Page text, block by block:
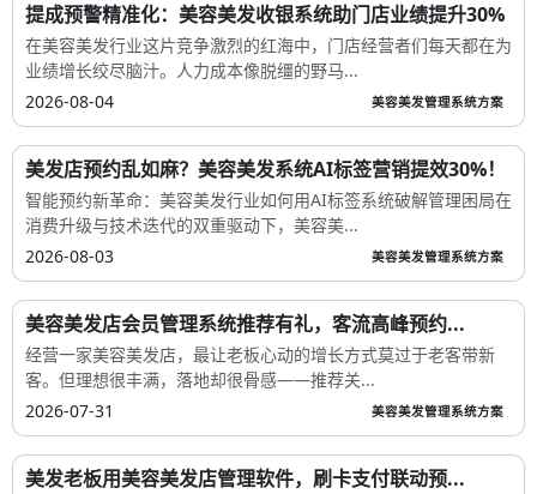
提成预警精准化：美容美发收银系统助门店业绩提升30%
在美容美发行业这片竞争激烈的红海中，门店经营者们每天都在为
业绩增长绞尽脑汁。人力成本像脱缰的野马...
2026-08-04
美容美发管理系统方案
美发店预约乱如麻？美容美发系统AI标签营销提效30%！
智能预约新革命：美容美发行业如何用AI标签系统破解管理困局在
消费升级与技术迭代的双重驱动下，美容美...
2026-08-03
美容美发管理系统方案
美容美发店会员管理系统推荐有礼，客流高峰预约...
经营一家美容美发店，最让老板心动的增长方式莫过于老客带新
客。但理想很丰满，落地却很骨感——推荐关...
2026-07-31
美容美发管理系统方案
美发老板用美容美发店管理软件，刷卡支付联动预...